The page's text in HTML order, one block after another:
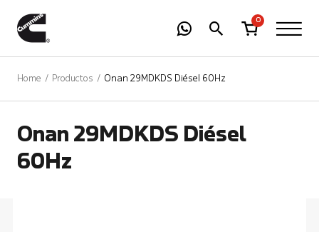
0
Home Productos Onan 29MDKDS Diésel 60Hz
Onan 29MDKDS Diésel
60Hz